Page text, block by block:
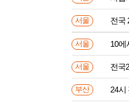
서울 전국
서울 10에
서울 전국
부산 24시